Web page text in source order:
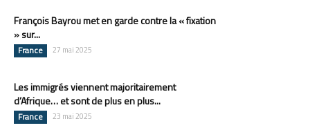
François Bayrou met en garde contre la « fixation
» sur...
France 27 mai 2025
Les immigrés viennent majoritairement
d’Afrique… et sont de plus en plus...
France 23 mai 2025